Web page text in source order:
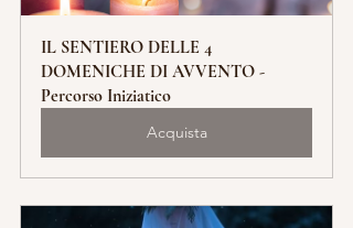
IL SENTIERO DELLE 4
DOMENICHE DI AVVENTO -
Percorso Iniziatico
Acquista